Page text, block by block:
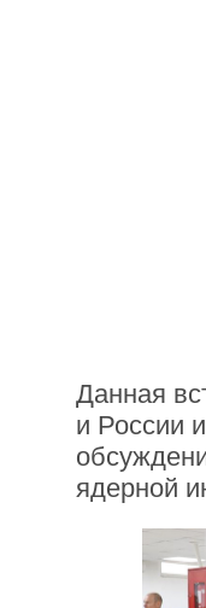
Данная
и России
ядерной